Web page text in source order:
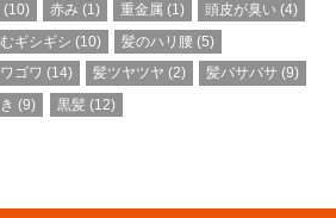
(10) 赤み (1) 重金属 (1) 頭皮が臭い (4)
ギシギシ (10) 髪のハリ腰 (5)
ゴワ (14) 髪ツヤツヤ (2) 髪バサバサ (9)
(9) 黒髪(12)